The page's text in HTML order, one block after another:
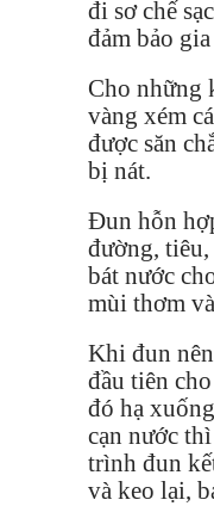
đi sơ chế
đảm bảo
Cho những
vàng xém
được săn
bị nát.
Đun hỗn
đường,
bát nước
mùi thơm
Khi đun
đầu tiên
đó hạ
cạn nước
trình đun
và keo lại,